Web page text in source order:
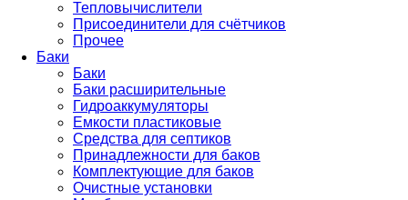
Тепловычислители
Присоединители для счётчиков
Прочее
Баки
Баки
Баки расширительные
Гидроаккумуляторы
Емкости пластиковые
Средства для септиков
Принадлежности для баков
Комплектующие для баков
Очистные установки